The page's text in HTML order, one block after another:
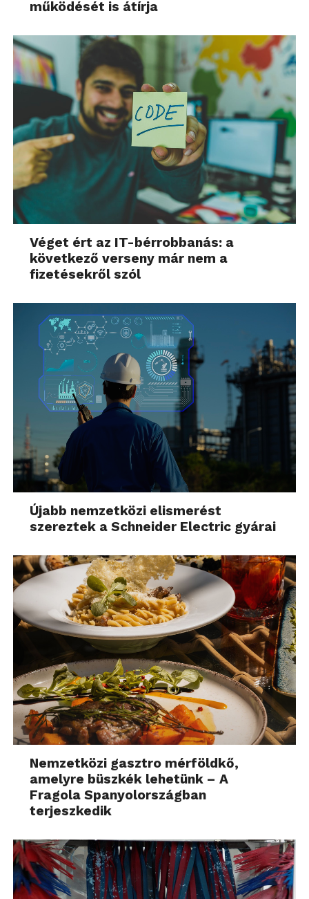
működését is átírja
Véget ért az IT-bérrobbanás: a
következő verseny már nem a
fizetésekről szól
Újabb nemzetközi elismerést
szereztek a Schneider Electric gyárai
Nemzetközi gasztro mérföldkő,
amelyre büszkék lehetünk – A
Fragola Spanyolországban
terjeszkedik